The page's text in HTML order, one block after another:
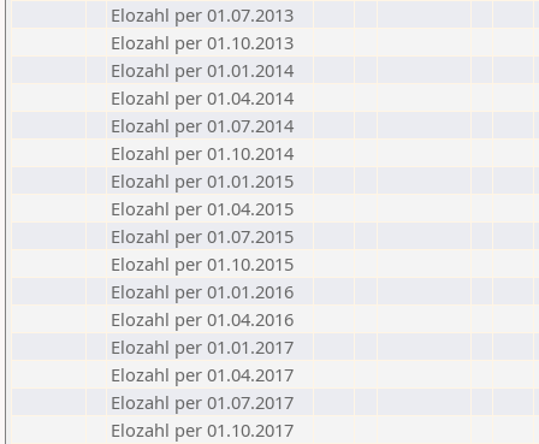
Elozahl per 01.07.2013
Elozahl per 01.10.2013
Elozahl per 01.01.2014
Elozahl per 01.04.2014
Elozahl per 01.07.2014
Elozahl per 01.10.2014
Elozahl per 01.01.2015
Elozahl per 01.04.2015
Elozahl per 01.07.2015
Elozahl per 01.10.2015
Elozahl per 01.01.2016
Elozahl per 01.04.2016
Elozahl per 01.01.2017
Elozahl per 01.04.2017
Elozahl per 01.07.2017
Elozahl per 01.10.2017